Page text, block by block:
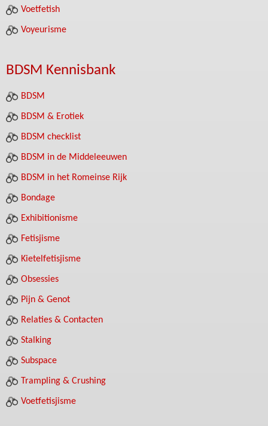
Voetfetish
Voyeurisme
BDSM Kennisbank
BDSM
BDSM & Erotiek
BDSM checklist
BDSM in de Middeleeuwen
BDSM in het Romeinse Rijk
Bondage
Exhibitionisme
Fetisjisme
Kietelfetisjisme
Obsessies
Pijn & Genot
Relaties & Contacten
Stalking
Subspace
Trampling & Crushing
Voetfetisjisme